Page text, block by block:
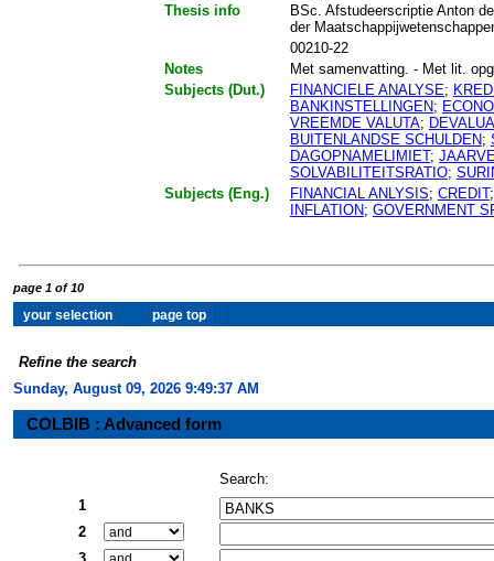
Thesis info
BSc. Afstudeerscriptie Anton
der
00210-22
Notes
Met samenvatting. - Met lit.
Subjects (Dut.)
FINANCIELE ANALYSE;
BANKINSTELLINGEN;
VREEMDE VALUTA;
BUITENLANDSE SCHULDEN;
DAGOPNAMELIMIET;
SOLVABILITEITSRATIO;
Subjects (Eng.)
FINANCIAL ANLYSIS; CREDIT
INFLATION; GOVERNMENT
page 1 of 10
Refine the search
Sunday, August 09, 2026 9:49:38 AM
COLBIB : Advanced form
Search:
1
2